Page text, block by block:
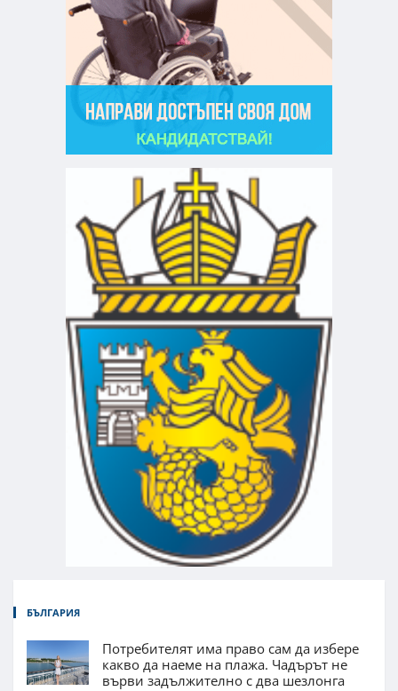
БЪЛГАРИЯ
Потребителят има право сам да избере
какво да наеме на плажа. Чадърът не
върви задължително с два шезлонга